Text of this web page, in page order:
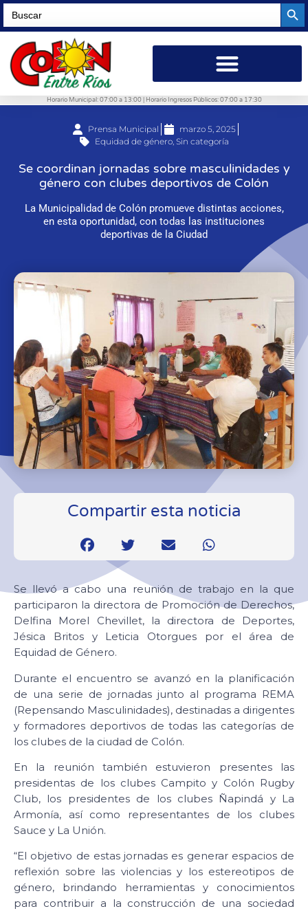
Search
for:
Horario Municipal: 07:00 a 13:00 | Horario Ingresos Públicos: 07:00 a 17:30
Prensa Municipal
marzo 5, 2025
Equidad de género Sin categoría
Se coordinan jornadas sobre masculinidades y
género con clubes deportivos de Colón
La Municipalidad de Colón promueve distintas acciones,
en esta oportunidad, con todas las instituciones
deportivas de la Ciudad
Compartir esta noticia
Se llevó a cabo una reunión de trabajo en la que
participaron la directora de Promoción de Derechos,
Delfina Morel Chevillet, la directora de Deportes,
Jésica Britos y Leticia Otorgues por el área de
Equidad de Género.
Durante el encuentro se avanzó en la planificación
de una serie de jornadas junto al programa REMA
(Repensando Masculinidades), destinadas a dirigentes
y formadores deportivos de todas las categorías de
los clubes de la ciudad de Colón.
En la reunión también estuvieron presentes las
presidentas de los clubes Campito y Colón Rugby
Club, los presidentes de los clubes Ñapindá y La
Armonía, así como representantes de los clubes
Sauce y La Unión.
“El objetivo de estas jornadas es generar espacios de
reflexión sobre las violencias y los estereotipos de
género, brindando herramientas y conocimientos
para contribuir a la construcción de una sociedad